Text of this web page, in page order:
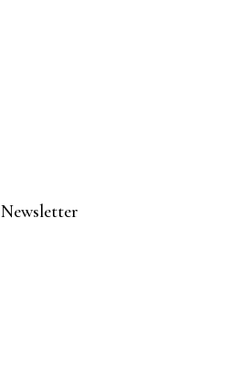
Newsletter